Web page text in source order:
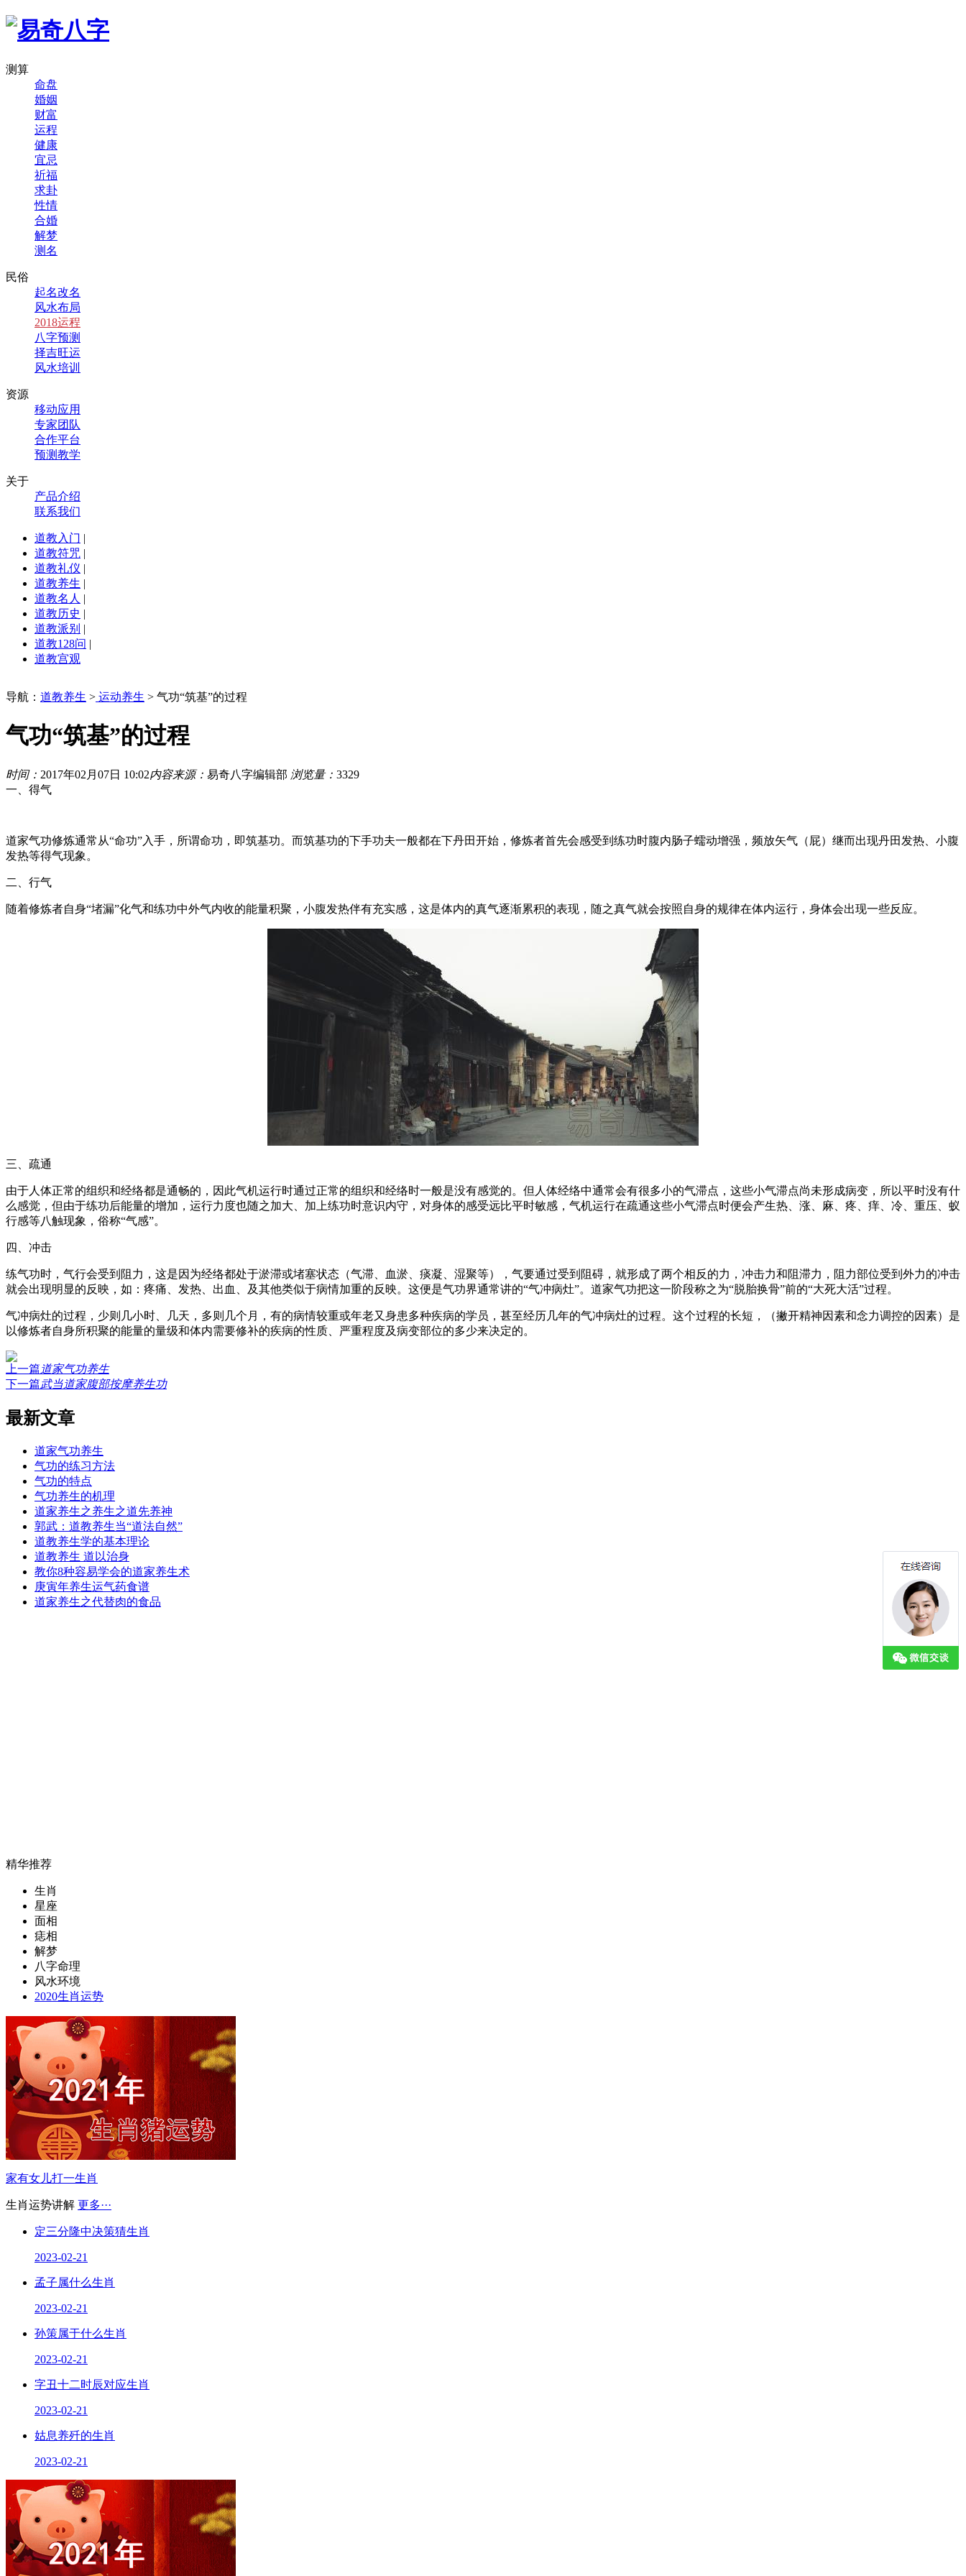
测算
命盘
婚姻
财富
运程
健康
宜忌
祈福
求卦
性情
合婚
解梦
测名
民俗
起名改名
风水布局
2018运程
八字预测
择吉旺运
风水培训
资源
移动应用
专家团队
合作平台
预测教学
关于
产品介绍
联系我们
道教入门 |
道教符咒 |
道教礼仪 |
道教养生 |
道教名人 |
道教历史 |
道教派别 |
道教128问 |
道教宫观
导航： 道教养生 > 运动养生 > 气功“筑基”的过程
气功“筑基”的过程
时间： 2017年02月07日 10:02内容来源： 易奇八字编辑部 浏览量： 3329
一、得气
道家气功修炼通常从“命功”入手，所谓命功，即筑基功。而筑基功的下手功夫一般都在下丹田开始，修炼者首先会感受到练功时腹内肠子蠕动增强，频放矢气（屁）继而出现丹田发热、小腹
发热等得气现象。
二、行气
随着修炼者自身“堵漏”化气和练功中外气内收的能量积聚，小腹发热伴有充实感，这是体内的真气逐渐累积的表现，随之真气就会按照自身的规律在体内运行，身体会出现一些反应。
三、疏通
由于人体正常的组织和经络都是通畅的，因此气机运行时通过正常的组织和经络时一般是没有感觉的。但人体经络中通常会有很多小的气滞点，这些小气滞点尚未形成病变，所以平时没有什
么感觉，但由于练功后能量的增加，运行力度也随之加大、加上练功时意识内守，对身体的感受远比平时敏感，气机运行在疏通这些小气滞点时便会产生热、涨、麻、疼、痒、冷、重压、蚁
行感等八触现象，俗称“气感”。
四、冲击
练气功时，气行会受到阻力，这是因为经络都处于淤滞或堵塞状态（气滞、血淤、痰凝、湿聚等），气要通过受到阻碍，就形成了两个相反的力，冲击力和阻滞力，阻力部位受到外力的冲击
就会出现明显的反映，如：疼痛、发热、出血、及其他类似于病情加重的反映。这便是气功界通常讲的“气冲病灶”。道家气功把这一阶段称之为“脱胎换骨”前的“大死大活”过程。
气冲病灶的过程，少则几小时、几天，多则几个月，有的病情较重或年老又身患多种疾病的学员，甚至经历几年的气冲病灶的过程。这个过程的长短，（撇开精神因素和念力调控的因素）是
以修炼者自身所积聚的能量的量级和体内需要修补的疾病的性质、严重程度及病变部位的多少来决定的。
上一篇道家气功养生
下一篇武当道家腹部按摩养生功
最新文章
道家气功养生
气功的练习方法
气功的特点
气功养生的机理
道家养生之养生之道先养神
郭武：道教养生当“道法自然”
道教养生学的基本理论
道教养生 道以治身
教你8种容易学会的道家养生术
庚寅年养生运气药食谱
道家养生之代替肉的食品
精华推荐
生肖
星座
面相
痣相
解梦
八字命理
风水环境
2020生肖运势
家有女儿打一生肖
生肖运势讲解 更多···
定三分隆中决策猜生肖
2023-02-21
孟子属什么生肖
2023-02-21
孙策属于什么生肖
2023-02-21
字丑十二时辰对应生肖
2023-02-21
姑息养歼的生肖
2023-02-21